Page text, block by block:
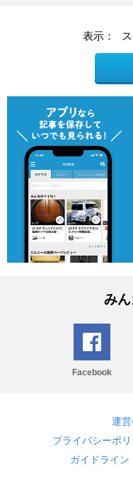
表示：
み
Facebook
運
プライバシーポ
ガイドライン